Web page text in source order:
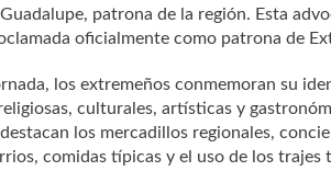
patrona de la región. Esta
oficialmente como patrona de
los extremeños conmemoran su
culturales, artísticas y
los mercadillos regionales,
comidas típicas y el uso de los trajes